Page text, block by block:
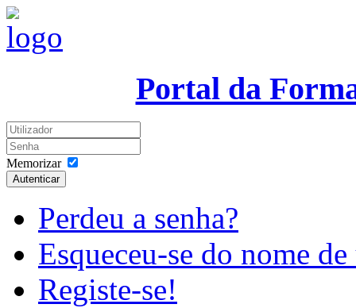
Portal da
Memorizar
Autenticar
Perdeu a senha?
Esqueceu-se do nome
Registe-se!